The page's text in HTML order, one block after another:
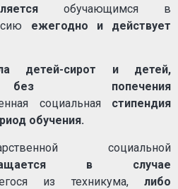
обучающимся в
ежегодно и действует
детей-сирот и детей,
без попечения
социальная стипендия
обучения.
социальной
в случае
из техникума, либо